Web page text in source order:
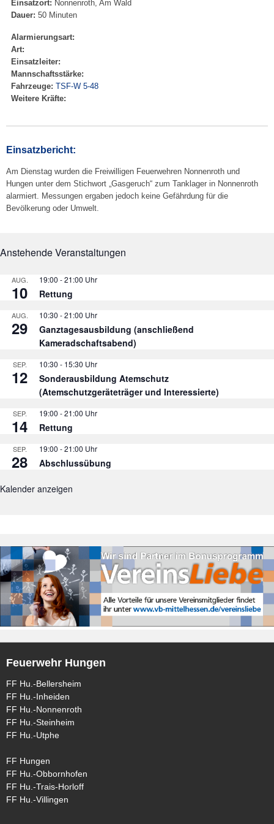
Einsatzort: Nonnenroth, Am Wald
Dauer: 50 Minuten
Alarmierungsart:
Art:
Einsatzleiter:
Mannschaftsstärke:
Fahrzeuge: TSF-W 5-48
Weitere Kräfte:
Einsatzbericht:
Am Dienstag wurden die Freiwilligen Feuerwehren Nonnenroth und
Hungen unter dem Stichwort „Gasgeruch“ zum Tanklager in Nonnenroth
alarmiert. Messungen ergaben jedoch keine Gefährdung für die
Bevölkerung oder Umwelt.
Anstehende Veranstaltungen
AUG.
10
19:00 -21:00
Rettung
AUG.
29
10:30 -21:00
Ganztagesausbildung (anschließend
Kameradschaftsabend)
SEP.
12
10:30 - 15:30
Sonderausbildung Atemschutz
(Atemschutzgeräteträger und Interessierte)
SEP.
14
19:00 -21:00
Rettung
SEP.
28
19:00 -21:00
Abschlussübung
Kalender anzeigen
Feuerwehr Hungen
FF Hu.-Bellersheim
FF Hu.-Inheiden
FF Hu.-Nonnenroth
FF Hu.-Steinheim
FF Hu.-Utphe
FF Hungen
FF Hu.-Obbornhofen
FF Hu.-Trais-Horloff
FF Hu.-Villingen